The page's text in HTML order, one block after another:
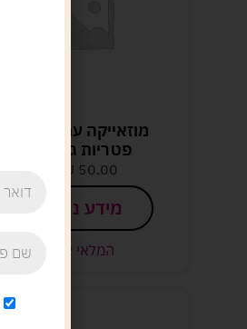
מוזאייקה עם מעמד
פטריות גדולות
50.00 ש"ח
מידע נוסף
המלאי אזל